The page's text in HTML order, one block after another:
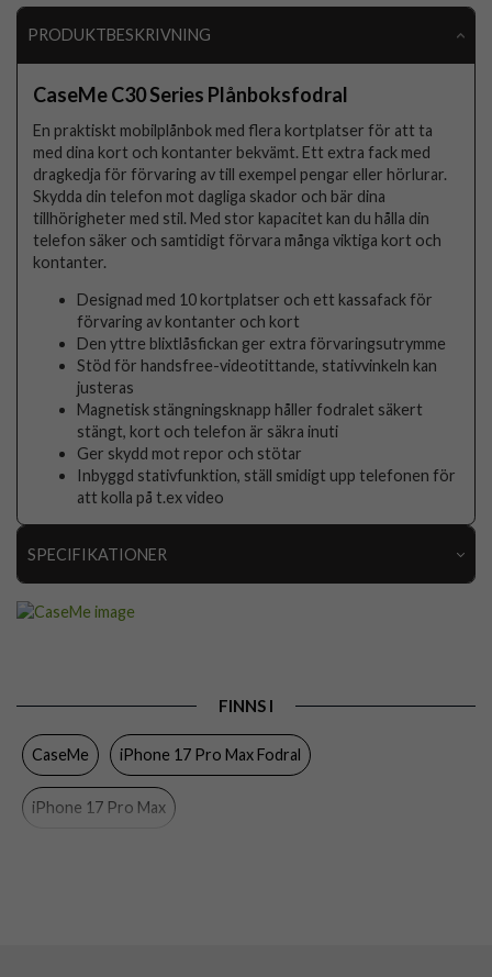
PRODUKTBESKRIVNING
CaseMe C30 Series Plånboksfodral
En praktiskt mobilplånbok med flera kortplatser för att ta
med dina kort och kontanter bekvämt. Ett extra fack med
dragkedja för förvaring av till exempel pengar eller hörlurar.
Skydda din telefon mot dagliga skador och bär dina
tillhörigheter med stil. Med stor kapacitet kan du hålla din
telefon säker och samtidigt förvara många viktiga kort och
kontanter.
Designad med 10 kortplatser och ett kassafack för
förvaring av kontanter och kort
Den yttre blixtlåsfickan ger extra förvaringsutrymme
Stöd för handsfree-videotittande, stativvinkeln kan
justeras
Magnetisk stängningsknapp håller fodralet säkert
stängt, kort och telefon är säkra inuti
Ger skydd mot repor och stötar
Inbyggd stativfunktion, ställ smidigt upp telefonen för
att kolla på t.ex video
SPECIFIKATIONER
Dragkedja, Handrem, Kortfack, Stativfunktion
Färg
FINNS I
CaseMe iPhone 17 Pro Max Fodral
iPhone 17 Pro Max